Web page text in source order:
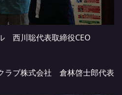
西川聡代表取締役CEO
ラブ株式会社 倉林啓士郎代表